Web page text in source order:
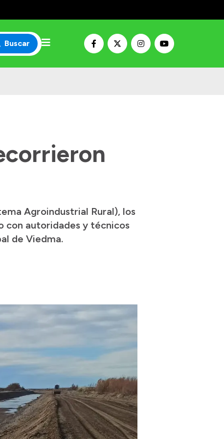
Buscar
Agroindustrial Rural), los
con autoridades y técnicos
de Viedma.